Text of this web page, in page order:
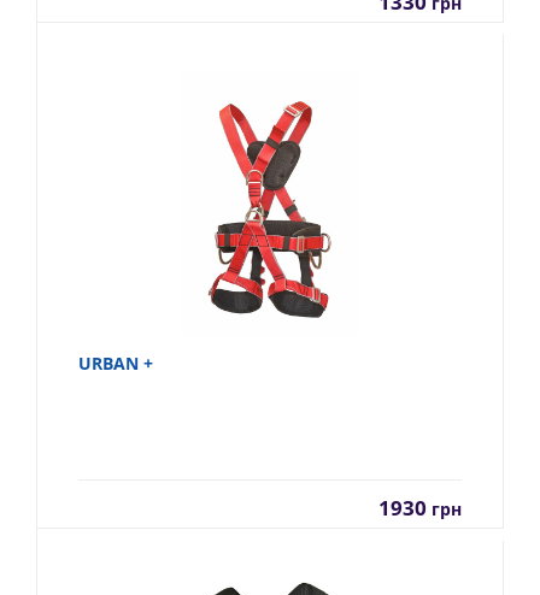
URBAN +
1930 грн